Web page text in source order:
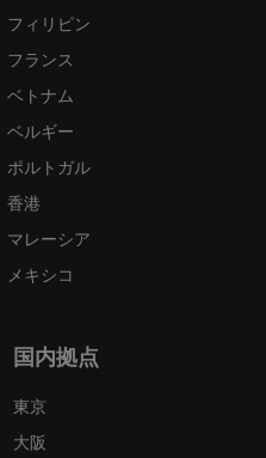
フィリピン
フランス
ベトナム
ベルギー
ポルトガル
香港
マレーシア
メキシコ
国内拠点
東京
大阪